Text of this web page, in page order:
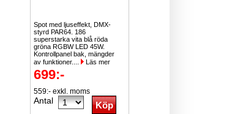
Spot med ljuseffekt, DMX-
styrd PAR64. 186
superstarka vita blå röda
gröna RGBW LED 45W.
Kontrollpanel bak, mängder
av funktioner....
Läs mer
699:-
559:- exkl. moms
Antal